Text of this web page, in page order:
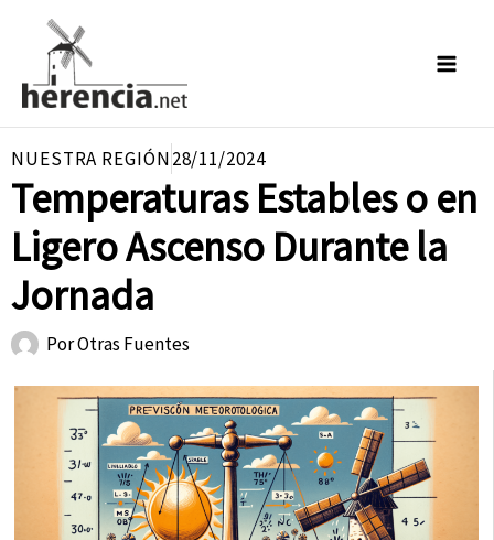
contenido
NUESTRA REGIÓN28/11/2024
Temperaturas Estables o en
Ligero Ascenso Durante la
Jornada
PorOtras Fuentes